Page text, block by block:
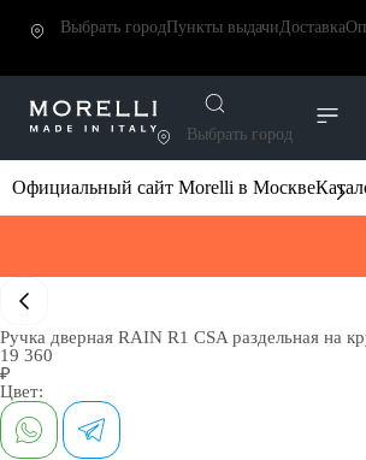
Выбрать городПункты выдачиДоставка
Выбрать город
Официальный сайт Morelli в Москве
Ручка дверная RAIN R1 CSA раздельная на
19 360
₽
Цвет: